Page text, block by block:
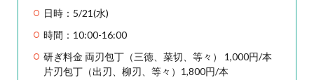
日時：5/21(水)
時間：10:00-16:00
研ぎ料金 両刃包丁（三徳、菜切、等々） 1,000円/本
片刃包丁（出刃、柳刃、等々）1,800円/本